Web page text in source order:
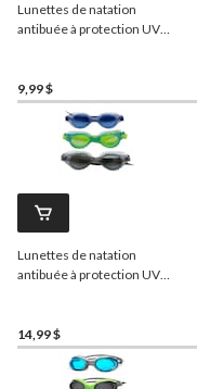
Lunettes de natation
antibuée à protection UV
9,99 $
Lunettes de natation
antibuée à protection UV
14,99 $